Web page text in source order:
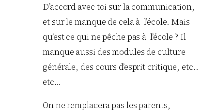
D’accord avec toi sur la communication,
et sur le manque de cela à l’école. Mais
qu’est ce qui ne pêche pas à l’école ? Il
manque aussi des modules de culture
générale, des cours d’esprit critique, etc..
etc…
On ne remplacera pas les parents,